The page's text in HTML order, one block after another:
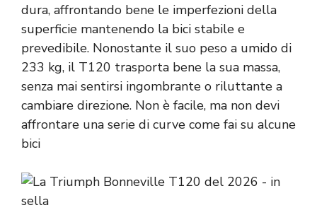
dura, affrontando bene le imperfezioni della
superficie mantenendo la bici stabile e
prevedibile. Nonostante il suo peso a umido di
233 kg, il T120 trasporta bene la sua massa,
senza mai sentirsi ingombrante o riluttante a
cambiare direzione. Non è facile, ma non devi
affrontare una serie di curve come fai su alcune
bici